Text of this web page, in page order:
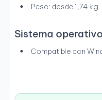
Peso: desde 1,74 kg
Sistema operativo
Compatible con